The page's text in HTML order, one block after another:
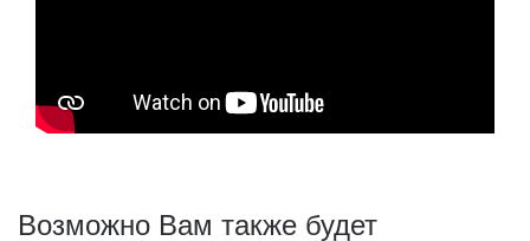
Возможно Вам также будет